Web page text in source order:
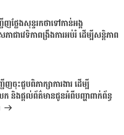
លែងសុន្ទរកថាទៅកាន់អង្គ
ជាវេទិកាពង្រឹងការអប់រំ ដើម្បីសន្តិភាព
ចុះជួបពិភាក្សាការងារ ដើម្បី
និងផ្តល់ព័ត៌មានជូនអំពីបញ្ហាពាក់ព័ន្ធ